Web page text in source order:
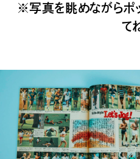
※写真を眺めながらポ
て